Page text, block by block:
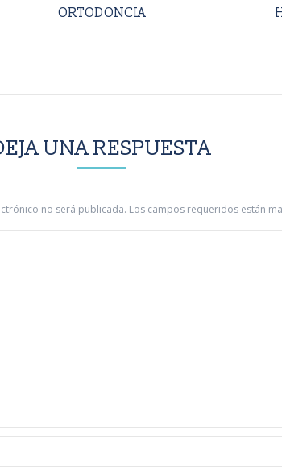
ORTODONCIA
UNA RESPUESTA
no será publicada. Los campos requeridos están